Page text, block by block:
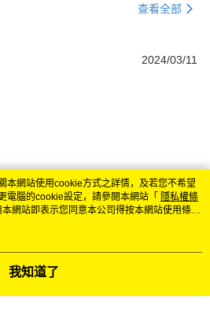
查看全部
2024/03/11
本網站使用cookie方式之詳情，及若您不希望
電腦的cookie設定，請參閱本網站「 隱私權條
網站即表示您同意本公司得按本網站使用條款
我知道了